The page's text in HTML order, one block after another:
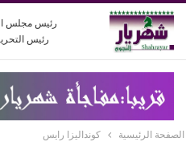
رئيس مجلس
رئيس
الصفحة الرئيسية كونداليزا رايس